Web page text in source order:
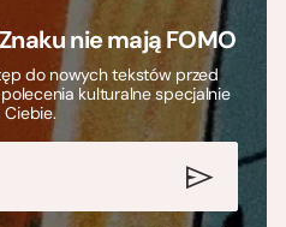
nie mają FOMO
do nowych tekstów przed
kulturalne specjalnie
Ciebie.